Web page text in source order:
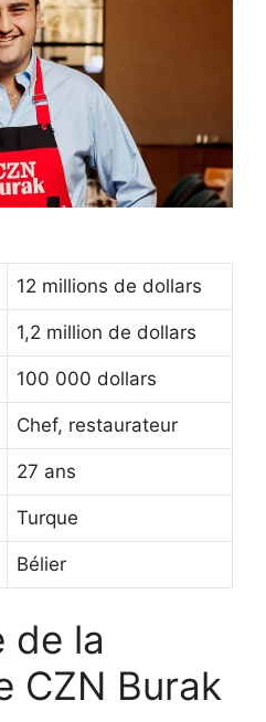
12 millions de dollars
1,2 million de dollars
100 000 dollars
Chef, restaurateur
27 ans
Turque
Bélier
de la
CZN Burak